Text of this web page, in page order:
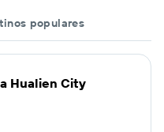
populares
Hualien City